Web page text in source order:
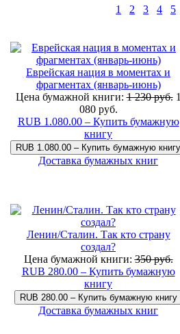
1 2 3 4 5
Еврейская нация в моментах и
фрагментах (январь-июнь)
Цена бумажной книги:1 230 руб. 1
080 руб.
RUB 1.080.00 – Купить бумажную
книгу
Доставка бумажных книг
Ленин/Сталин. Так кто страну
создал?
Цена бумажной книги:350 руб.
RUB 280.00 – Купить бумажную
книгу
Доставка бумажных книг